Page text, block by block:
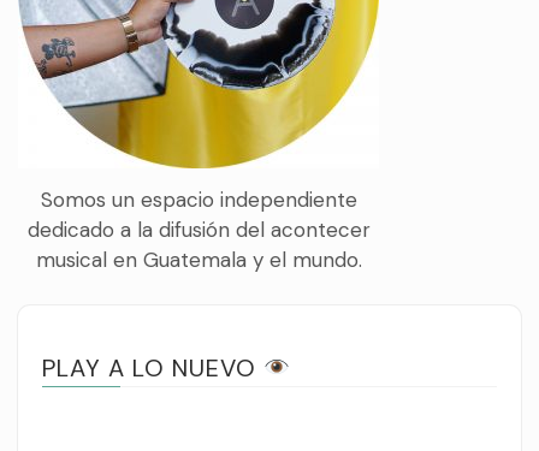
Somos un espacio independiente
dedicado a la difusión del acontecer
musical en Guatemala y el mundo.
PLAY A LO NUEVO